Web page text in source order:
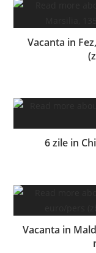
Vacanta in
6 zile in
Vacanta in